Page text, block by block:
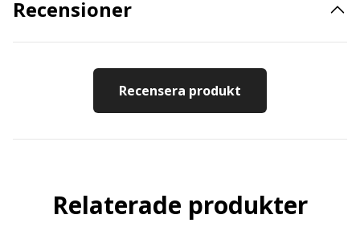
Recensioner
Recensera produkt
Relaterade produkter